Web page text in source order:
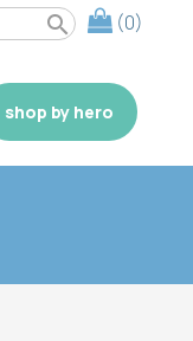
(0)
search
shop by hero